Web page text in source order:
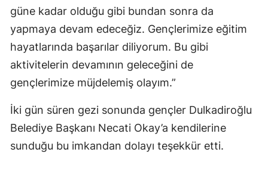
güne kadar olduğu gibi bundan sonra da
yapmaya devam edeceğiz. Gençlerimize eğitim
hayatlarında başarılar diliyorum. Bu gibi
aktivitelerin devamının geleceğini de
gençlerimize müjdelemiş olayım.”
İki gün süren gezi sonunda gençler Dulkadiroğlu
Belediye Başkanı Necati Okay’a kendilerine
sunduğu bu imkandan dolayı teşekkür etti.